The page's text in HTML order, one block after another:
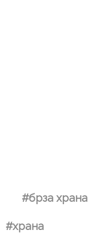
#брза храна
#храна